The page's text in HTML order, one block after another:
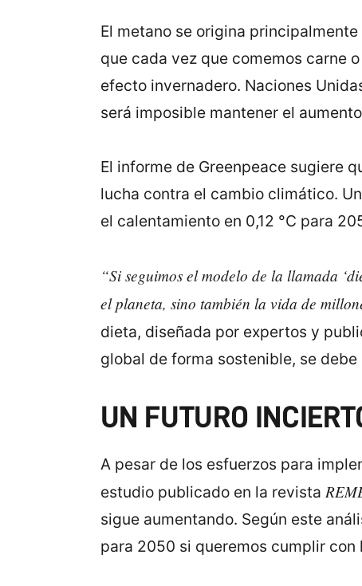
El metano se origina
que cada vez que comemos carne
efecto invernadero. Naciones
será imposible mantener el
El informe de Greenpeace sugiere
lucha contra el cambio climático.
el calentamiento en 0,12 °C para
“Si seguimos el modelo de la llamada
el planeta, sino también la vida de
dieta, diseñada por expertos y
global de forma sostenible, se
UN FUTURO
A pesar de los esfuerzos para
estudio publicado en la revista
sigue aumentando. Según este
para 2050 si queremos cumplir